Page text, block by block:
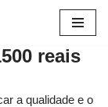
reais
a qualidade e o